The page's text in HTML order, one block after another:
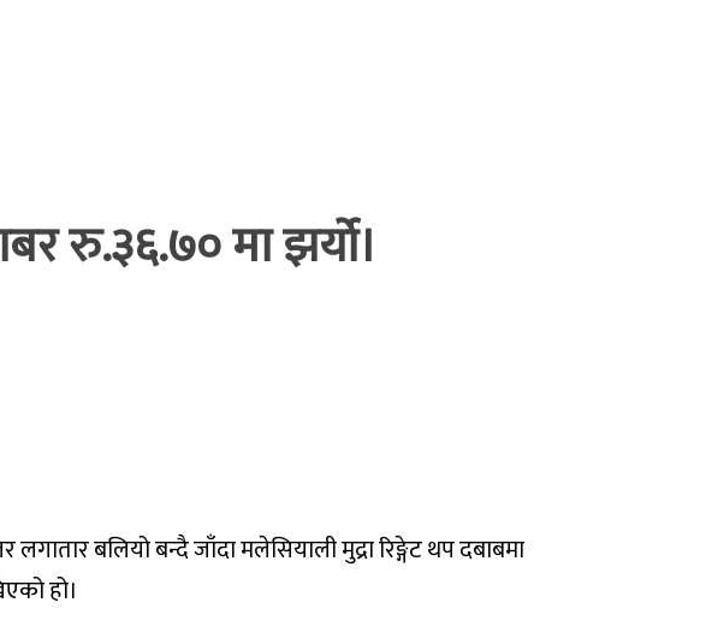
रु.३६.७० मा झर्यो।
बलियो बन्दै जाँदा मलेसियाली मुद्रा रिङ्गेट थप दबाबमा
हो।